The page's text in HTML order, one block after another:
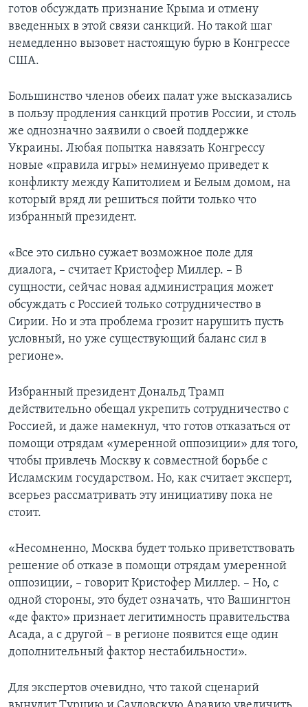
готов обсуждать признание Крыма и отмену
введенных в этой связи санкций. Но такой шаг
немедленно вызовет настоящую бурю в Конгрессе
США.
Большинство членов обеих палат уже высказались
в пользу продления санкций против России, и столь
же однозначно заявили о своей поддержке
Украины. Любая попытка навязать Конгрессу
новые «правила игры» неминуемо приведет к
конфликту между Капитолием и Белым домом, на
который вряд ли решиться пойти только что
избранный президент.
«Все это сильно сужает возможное поле для
диалога, – считает Кристофер Миллер. – В
сущности, сейчас новая администрация может
обсуждать с Россией только сотрудничество в
Сирии. Но и эта проблема грозит нарушить пусть
условный, но уже существующий баланс сил в
регионе».
Избранный президент Дональд Трамп
действительно обещал укрепить сотрудничество с
Россией, и даже намекнул, что готов отказаться от
помощи отрядам «умеренной оппозиции» для того,
чтобы привлечь Москву к совместной борьбе с
Исламским государством. Но, как считает эксперт,
всерьез рассматривать эту инициативу пока не
стоит.
«Несомненно, Москва будет только приветствовать
решение об отказе в помощи отрядам умеренной
оппозиции, – говорит Кристофер Миллер. – Но, с
одной стороны, это будет означать, что Вашингтон
«де факто» признает легитимность правительства
Асада, а с другой – в регионе появится еще один
дополнительный фактор нестабильности».
Для экспертов очевидно, что такой сценарий